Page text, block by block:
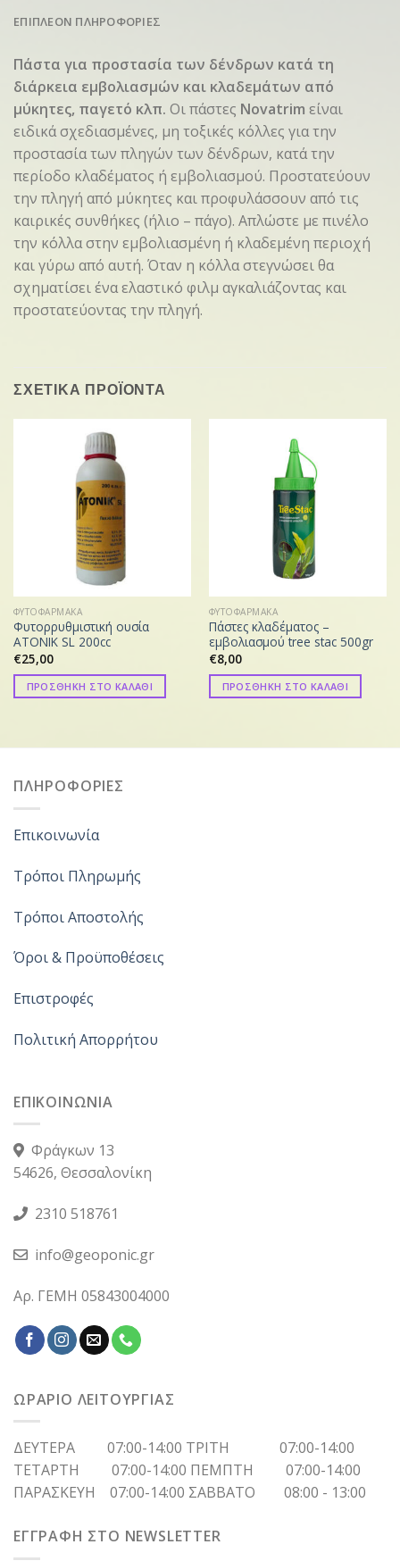
ΕΠΙΠΛΕΟΝ ΠΛΗΡΟΦΟΡΙΕΣ
Πάστα για προστασία των δένδρων κατά τη
διάρκεια εμβολιασμών και κλαδεμάτων από
μύκητες, παγετό κλπ. Οι πάστες Novatrim είναι
ειδικά σχεδιασμένες, μη τοξικές κόλλες για την
προστασία των πληγών των δένδρων, κατά την
περίοδο κλαδέματος ή εμβολιασμού. Προστατεύουν
την πληγή από μύκητες και προφυλάσσουν από τις
καιρικές συνθήκες (ήλιο – πάγο). Απλώστε με πινέλο
την κόλλα στην εμβολιασμένη ή κλαδεμένη περιοχή
και γύρω από αυτή. Όταν η κόλλα στεγνώσει θα
σχηματίσει ένα ελαστικό φιλμ αγκαλιάζοντας και
προστατεύοντας την πληγή.
ΣΧΕΤΙΚΑ ΠΡΟΪΟΝΤΑ
ΦΥΤΟΦΑΡΜΑΚΑ
Φυτορρυθμιστική ουσία
ATONIK SL 200cc
€25,00
ΠΡΟΣΘΗΚΗ ΣΤΟ ΚΑΛΑΘΙ
ΦΥΤΟΦΑΡΜΑΚΑ
Πάστες κλαδέματος –
εμβολιασμού tree stac 500gr
€8,00
ΠΡΟΣΘΗΚΗ ΣΤΟ ΚΑΛΑΘΙ
ΠΛΗΡΟΦΟΡΙΕΣ
Επικοινωνία
Τρόποι Πληρωμής
Τρόποι Αποστολής
Όροι & Προϋποθέσεις
Επιστροφές
Πολιτική Απορρήτου
ΕΠΙΚΟΙΝΩΝΙΑ
Φράγκων 13
54626, Θεσσαλονίκη
2310 518761
info@geoponic.gr
Αρ. ΓΕΜΗ 05843004000
ΩΡΑΡΙΟ ΛΕΙΤΟΥΡΓΙΑΣ
ΔΕΥΤΕΡΑ 07:00-14:00 ΤΡΙΤΗ 07:00-14:00
ΤΕΤΑΡΤΗ 07:00-14:00 ΠΕΜΠΤΗ 07:00-14:00
ΠΑΡΑΣΚΕΥΗ 07:00-14:00 ΣΑΒΒΑΤΟ 08:00 - 13:00
ΕΓΓΡΑΦΗ ΣΤΟ NEWSLETTER